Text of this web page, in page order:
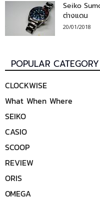
Seiko
ต่างแดน
20/01/2018
POPULAR CATEGORY
CLOCKWISE
What When Where
SEIKO
CASIO
SCOOP
REVIEW
ORIS
OMEGA